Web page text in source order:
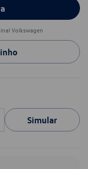
Volkswagen
Simular